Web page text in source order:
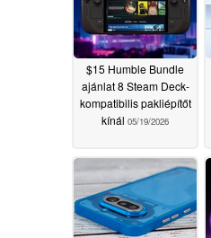
$15 Humble Bundle
ajánlat 8 Steam Deck-
kompatibilis pakliépítőt
kínál 05/19/2026